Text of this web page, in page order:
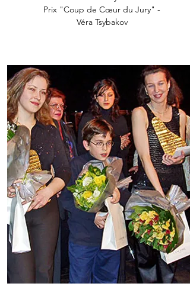
Prix "Coup de Cœur du Jury" -
Véra Tsybakov